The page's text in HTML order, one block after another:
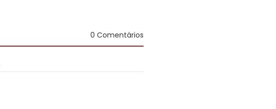
0 Comentários